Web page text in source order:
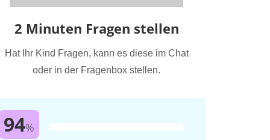
2 Minuten Fragen stellen
Hat Ihr Kind Fragen, kann es diese im Chat
oder in der Fragenbox stellen.
94%